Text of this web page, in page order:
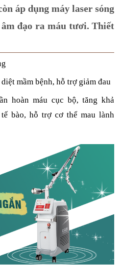
áp dụng máy laser sóng
đạo ra máu tươi. Thiết
mầm bệnh, hỗ trợ giảm đau
hoàn máu cục bộ, tăng khả
bào, hỗ trợ cơ thể mau lành